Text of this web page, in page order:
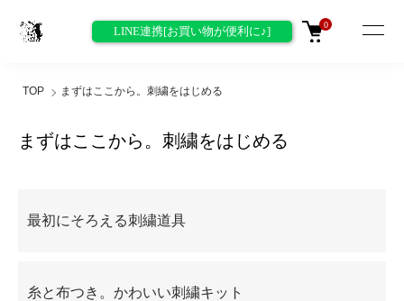
LINE連携[お買い物が便利に♪] 0
TOP まずはここから。刺繍をはじめる
まずはここから。刺繍をはじめる
最初にそろえる刺繍道具
糸と布つき。かわいい刺繍キット